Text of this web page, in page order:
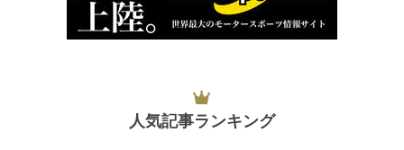
人気記事ランキング